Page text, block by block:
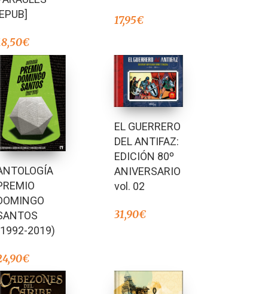
€
17,95€
2019)
€
EL GUERRERO
DEL ANTIFAZ:
EDICIÓN 80º
ANIVERSARIO
vol. 02
31,90€